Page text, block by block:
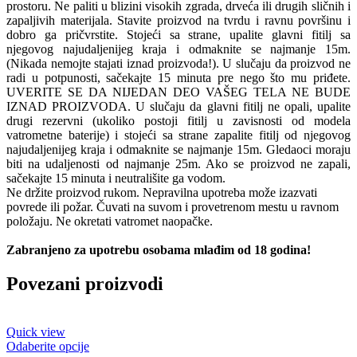
prostoru. Ne paliti u blizini visokih zgrada, drveća ili drugih sličnih i
zapaljivih materijala. Stavite proizvod na tvrdu i ravnu površinu i
dobro ga pričvrstite. Stojeći sa strane, upalite glavni fitilj sa
njegovog najudaljenijeg kraja i odmaknite se najmanje 15m.
(Nikada nemojte stajati iznad proizvoda!). U slučaju da proizvod ne
radi u potpunosti, sačekajte 15 minuta pre nego što mu priđete.
UVERITE SE DA NIJEDAN DEO VAŠEG TELA NE BUDE
IZNAD PROIZVODA. U slučaju da glavni fitilj ne opali, upalite
drugi rezervni (ukoliko postoji fitilj u zavisnosti od modela
vatrometne baterije) i stojeći sa strane zapalite fitilj od njegovog
najudaljenijeg kraja i odmaknite se najmanje 15m. Gledaoci moraju
biti na udaljenosti od najmanje 25m. Ako se proizvod ne zapali,
sačekajte 15 minuta i neutrališite ga vodom.
Ne držite proizvod rukom. Nepravilna upotreba može izazvati
povrede ili požar. Čuvati na suvom i provetrenom mestu u ravnom
položaju. Ne okretati vatromet naopačke.
Zabranjeno za upotrebu osobama mlađim od 18 godina!
Povezani proizvodi
Quick view
Odaberite opcijeOvaj